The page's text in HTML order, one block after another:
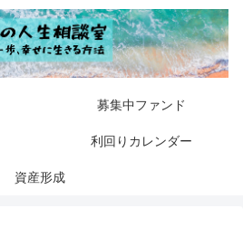
募集中ファンド
利回りカレンダー
資産形成